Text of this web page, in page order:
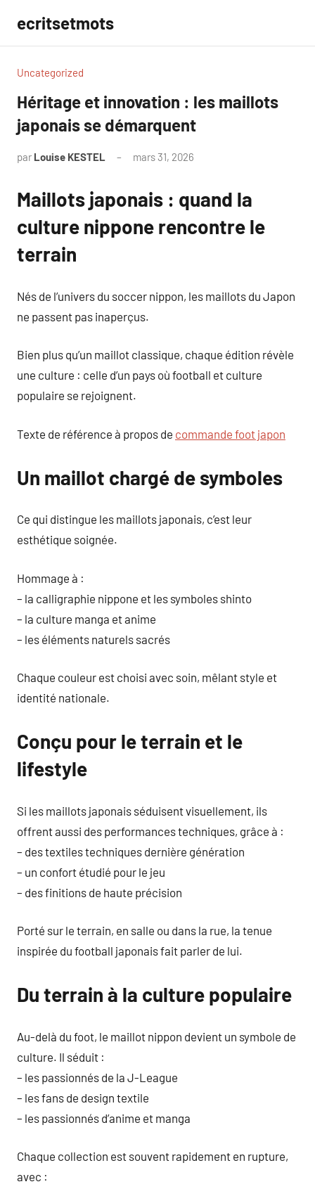
contenu
ecritsetmots
Uncategorized
Héritage et innovation : les maillots
japonais se démarquent
par Louise KESTEL mars 31, 2026
Maillots japonais : quand la
culture nippone rencontre le
terrain
Nés de l’univers du soccer nippon, les maillots du Japon
ne passent pas inaperçus.
Bien plus qu’un maillot classique, chaque édition révèle
une culture : celle d’un pays où football et culture
populaire se rejoignent.
Texte de référence à propos de commande foot japon
Un maillot chargé de symboles
Ce qui distingue les maillots japonais, c’est leur
esthétique soignée.
Hommage à :
– la calligraphie nippone et les symboles shinto
– la culture manga et anime
– les éléments naturels sacrés
Chaque couleur est choisi avec soin, mêlant style et
identité nationale.
Conçu pour le terrain et le
lifestyle
Si les maillots japonais séduisent visuellement, ils
offrent aussi des performances techniques, grâce à :
– des textiles techniques dernière génération
– un confort étudié pour le jeu
– des finitions de haute précision
Porté sur le terrain, en salle ou dans la rue, la tenue
inspirée du football japonais fait parler de lui.
Du terrain à la culture populaire
Au-delà du foot, le maillot nippon devient un symbole de
culture. Il séduit :
– les passionnés de la J-League
– les fans de design textile
– les passionnés d’anime et manga
Chaque collection est souvent rapidement en rupture,
avec :